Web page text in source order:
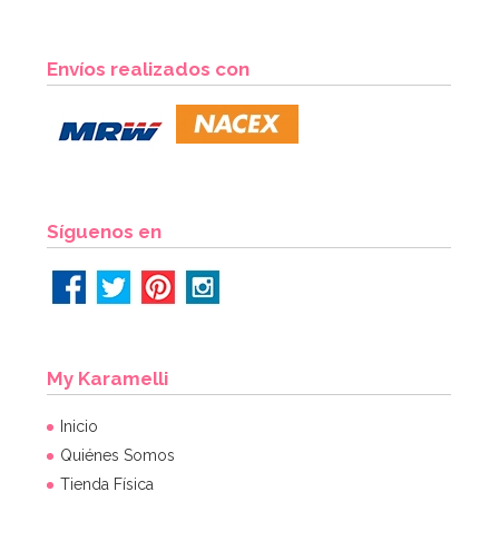
Envíos realizados con
Síguenos en
My Karamelli
Inicio
Quiénes Somos
Tienda Física